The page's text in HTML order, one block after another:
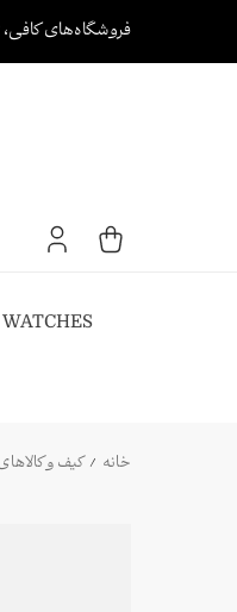
فروشگاه‌های کافی،
WATCHES
خانه / کیف و